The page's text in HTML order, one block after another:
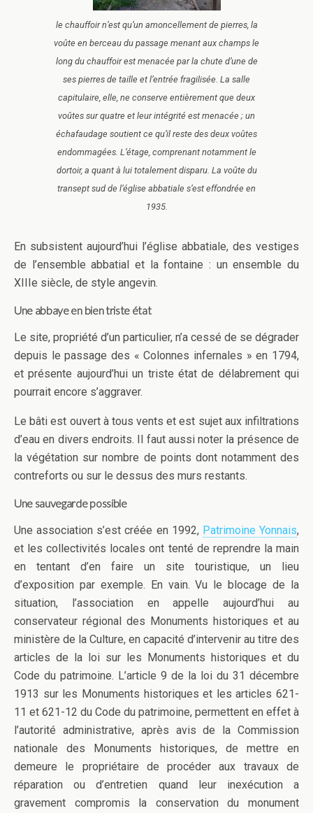
le chauffoir n’est qu’un amoncellement de pierres, la
voûte en berceau du passage menant aux champs le
long du chauffoir est menacée par la chute d’une de
ses pierres de taille et l’entrée fragilisée. La salle
capitulaire, elle, ne conserve entièrement que deux
voûtes sur quatre et leur intégrité est menacée ; un
échafaudage soutient ce qu’il reste des deux voûtes
endommagées. L’étage, comprenant notamment le
dortoir, a quant à lui totalement disparu. La voûte du
transept sud de l’église abbatiale s’est effondrée en
1935.
En subsistent aujourd’hui l’église abbatiale, des vestiges
de l’ensemble abbatial et la fontaine : un ensemble du
XIIIe siècle, de style angevin.
Une abbaye en bien triste état
Le site, propriété d’un particulier, n’a cessé de se dégrader
depuis le passage des « Colonnes infernales » en 1794,
et présente aujourd’hui un triste état de délabrement qui
pourrait encore s’aggraver.
Le bâti est ouvert à tous vents et est sujet aux infiltrations
d’eau en divers endroits. Il faut aussi noter la présence de
la végétation sur nombre de points dont notamment des
contreforts ou sur le dessus des murs restants.
Une sauvegarde possible
Une association s’est créée en 1992, Patrimoine Yonnais,
et les collectivités locales ont tenté de reprendre la main
en tentant d’en faire un site touristique, un lieu
d’exposition par exemple. En vain. Vu le blocage de la
situation, l’association en appelle aujourd’hui au
conservateur régional des Monuments historiques et au
ministère de la Culture, en capacité d’intervenir au titre des
articles de la loi sur les Monuments historiques et du
Code du patrimoine. L’article 9 de la loi du 31 décembre
1913 sur les Monuments historiques et les articles 621-
11 et 621-12 du Code du patrimoine, permettent en effet à
l’autorité administrative, après avis de la Commission
nationale des Monuments historiques, de mettre en
demeure le propriétaire de procéder aux travaux de
réparation ou d’entretien quand leur inexécution a
gravement compromis la conservation du monument